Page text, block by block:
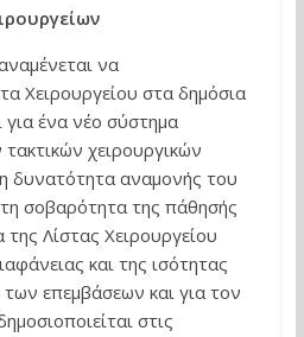
να
Χειρουργείου στα δημόσια
για ένα νέο σύστημα
χειρουργικών
δυνατότητα αναμονής του
σοβαρότητα της πάθησής
Λίστας Χειρουργείου
και της ισότητας
επεμβάσεων και για τον
στις